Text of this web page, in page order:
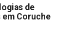
de
Coruche